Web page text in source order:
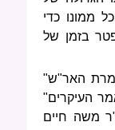
ממונו כדי
בזמן של
האר"ש"
העיקרים"
משה חיים